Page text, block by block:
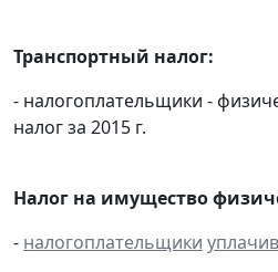
Транспортный налог:
- налогоплательщики -
налог за 2015 г.
Налог на имущество
- налогоплательщики